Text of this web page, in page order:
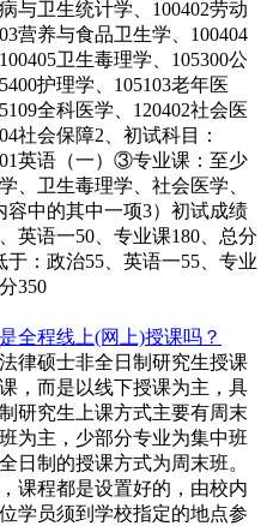
与卫生统计学、100402劳动
营养与食品卫生学、100404
卫生毒理学、105300公
护理学、105103老年医
全科医学、120402社会医
社会保障2、初试科目：
英语（一）③专业课：至少
、卫生毒理学、社会医学、
容中的其中一项3）初试成绩
英语一50、专业课180、总分
：政治55、英语一55、专业
350
全程线上(网上)授课吗？
律硕士非全日制研究生授课
，而是以线下授课为主，具
研究生上课方式主要有周末
为主，少部分专业为集中班
日制的授课方式为周末班。
课程都是设置好的，由校内
学员须到学校指定的地点参